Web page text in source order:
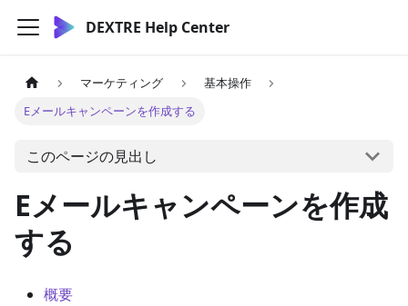
DEXTRE Help Center
マーケティング
基本操作
Eメールキャンペーンを作成する
このページの見出し
Eメールキャンペーンを作成
する
概要